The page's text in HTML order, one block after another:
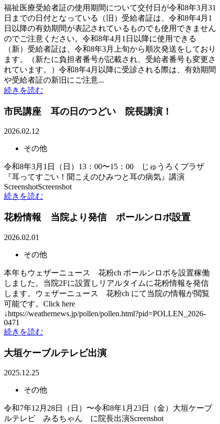
福祉医療受給者証の使用期間について交付日が令和8年3月31
日までの日付となっている（旧）受給者証は、令和8年4月1
日以降の有効期間が表記されているものでも使用できません
のでご注意ください。令和8年4月1日以降に使用できる
（新）受給者証は、令和8年3月上旬から順次発送をしており
ます。（新たに負担者番号が記載され、受給者番号も変更さ
れています。）令和8年4月以降に受診される際は、有効期間
や受給者証の新旧にご注意...
続きを読む
市民講座 耳の日のつどい 院長講演！
2026.02.12
その他
令和8年3月1日（日）13：00〜15：00 じゅうろくプラザ
『耳ってすごい！聞こえのひみつと耳の病気』講演
ScreenshotScreenshot
続きを読む
花粉情報 当院より発信 ポールンロボ設置
2026.02.01
その他
本年もウェザーニュース 花粉ch ポールンロボを設置稼働
しました。当院2Fに設置しリアルタイムに花粉情報を発信
します。ウェザーニュース 花粉ch にて当院の情報が閲覧
可能です。Click here
↓https://weathernews.jp/pollen/pollen.html?pid=POLLEN_2026-
0471
続きを読む
大垣ケーブルテレビ出演
2025.12.25
その他
令和7年12月28日（日）〜令和8年1月23日（金）大垣ケーブ
ルテレビ みるちゃん に院長出演Screenshot